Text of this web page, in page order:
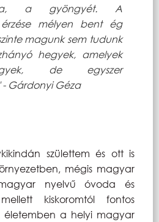
a gyöngyét. A
mélyen bent ég
magunk sem tudunk
hegyek, amelyek
de egyszer
- Gárdonyi Géza
születtem és ott is
mégis magyar
nyelvű óvoda és
kiskoromtól fontos
életemben a helyi magyar